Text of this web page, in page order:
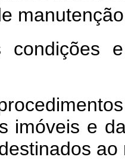
imóveis e